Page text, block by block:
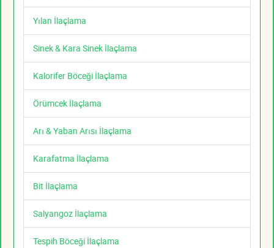
Yılan İlaçlama
Sinek & Kara Sinek İlaçlama
Kalorifer Böceği İlaçlama
Örümcek İlaçlama
Arı & Yaban Arısı İlaçlama
Karafatma İlaçlama
Bit İlaçlama
Salyangoz İlaçlama
Tespih Böceği İlaçlama